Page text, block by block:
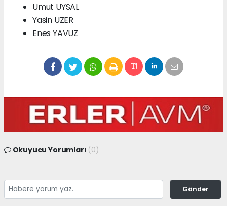
Umut UYSAL
Yasin UZER
Enes YAVUZ
Okuyucu Yorumları (0)
Gönder